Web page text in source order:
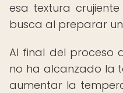
esa textura
busca al preparar
Al final del proceso
no ha alcanzado la
aumentar la